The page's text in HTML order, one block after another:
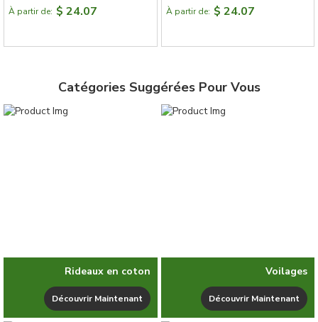
À partir de: $ 24.07
À partir de: $ 24.07
Catégories Suggérées Pour Vous
Rideaux en coton
Découvrir Maintenant
Voilages
Découvrir Maintenant